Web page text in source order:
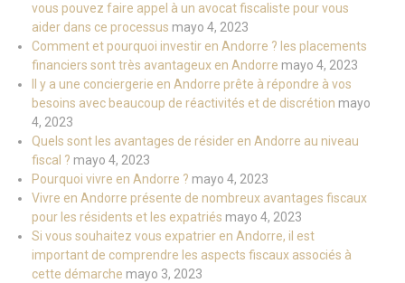
vous pouvez faire appel à un avocat fiscaliste pour vous
aider dans ce processus mayo 4, 2023
Comment et pourquoi investir en Andorre ? les placements
financiers sont très avantageux en Andorre mayo 4, 2023
Il y a une conciergerie en Andorre prête à répondre à vos
besoins avec beaucoup de réactivités et de discrétion mayo
4, 2023
Quels sont les avantages de résider en Andorre au niveau
fiscal ? mayo 4, 2023
Pourquoi vivre en Andorre ? mayo 4, 2023
Vivre en Andorre présente de nombreux avantages fiscaux
pour les résidents et les expatriés mayo 4, 2023
Si vous souhaitez vous expatrier en Andorre, il est
important de comprendre les aspects fiscaux associés à
cette démarche mayo 3, 2023